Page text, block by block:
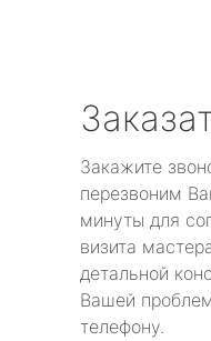
Закажите
перезвоним
минуты для
визита
детальной
Вашей
телефону.